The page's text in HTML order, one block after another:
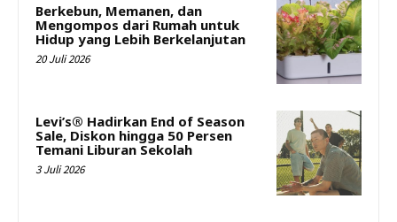
Berkebun, Memanen, dan
Mengompos dari Rumah untuk
Hidup yang Lebih Berkelanjutan
20 Juli 2026
Levi’s® Hadirkan End of Season
Sale, Diskon hingga 50 Persen
Temani Liburan Sekolah
3 Juli 2026